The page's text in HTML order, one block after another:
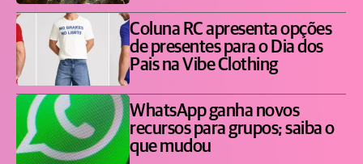
Coluna RC apresenta opções
de presentes para o Dia dos
Pais na Vibe Clothing
WhatsApp ganha novos
recursos para grupos; saiba o
que mudou